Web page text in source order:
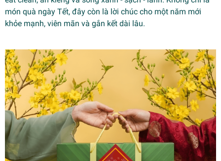
món quà ngày Tết, đây còn là lời chúc cho một năm mới
khỏe mạnh, viên mãn và gắn kết dài lâu.